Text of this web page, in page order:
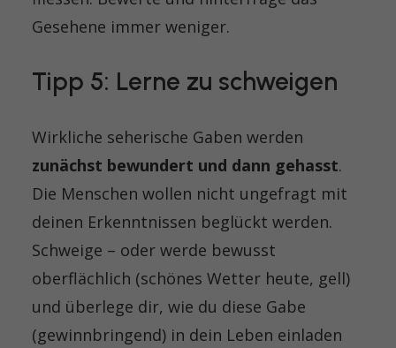
Gesehene immer weniger.
Tipp 5: Lerne zu schweigen
Wirkliche seherische Gaben werden
zunächst bewundert und dann gehasst.
Die Menschen wollen nicht ungefragt mit
deinen Erkenntnissen beglückt werden.
Schweige – oder werde bewusst
oberflächlich (schönes Wetter heute, gell)
und überlege dir, wie du diese Gabe
(gewinnbringend) in dein Leben einladen